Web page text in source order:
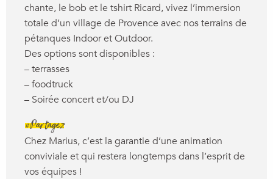
chante, le bob et le tshirt Ricard, vivez l’immersion
totale d’un village de Provence avec nos terrains de
pétanques Indoor et Outdoor.
Des options sont disponibles :
– terrasses
– foodtruck
– Soirée concert et/ou DJ
#Partagez
Chez Marius, c’est la garantie d’une animation
conviviale et qui restera longtemps dans l’esprit de
vos équipes !